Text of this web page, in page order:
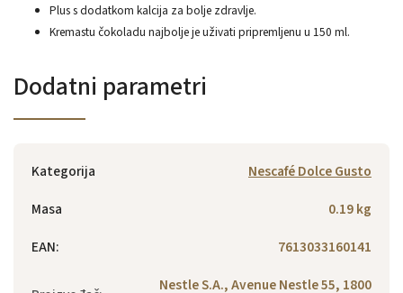
Plus s dodatkom kalcija za bolje zdravlje.
Kremastu čokoladu najbolje je uživati ​​pripremljenu u 150 ml.
Dodatni parametri
Kategorija
Nescafé Dolce Gusto
Masa
0.19 kg
EAN: 7613033160141
Nestle S.A., Avenue Nestle 55, 1800